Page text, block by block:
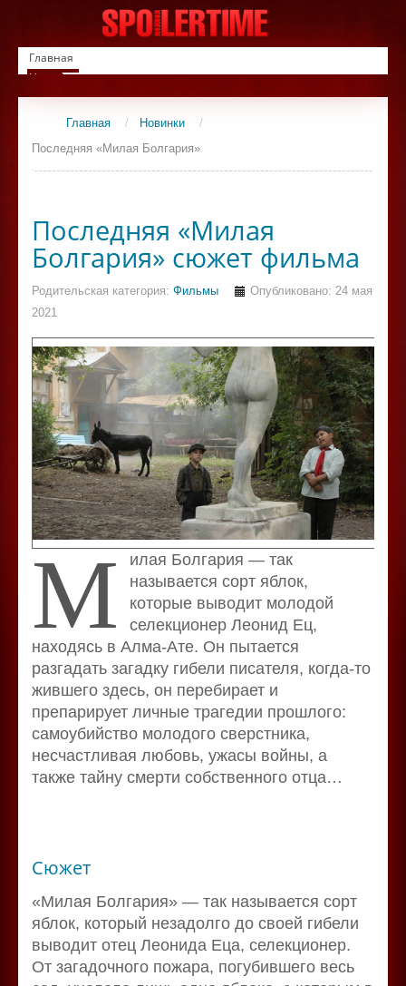
Главная
Новинки
Список фильмов
СериалыГлавная / Новинки
/
Последняя «Милая Болгария»
Последняя «Милая
Болгария» сюжет фильма
Родительская категория: Фильмы
Опубликовано: 24 мая
2021
М
илая Болгария — так
называется сорт яблок,
которые выводит молодой
селекционер Леонид Ец,
находясь в Алма-Ате. Он пытается
разгадать загадку гибели писателя, когда-то
жившего здесь, он перебирает и
препарирует личные трагедии прошлого:
самоубийство молодого сверстника,
несчастливая любовь, ужасы войны, а
также тайну смерти собственного отца…
Сюжет
«Милая Болгария» — так называется сорт
яблок, который незадолго до своей гибели
выводит отец Леонида Еца, селекционер.
От загадочного пожара, погубившего весь